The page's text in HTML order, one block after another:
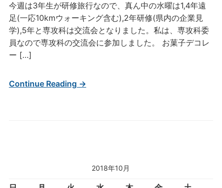
2018年10月
今週は3年生が研修旅行なので、真ん中の水曜は1,4年遠
足(一応10kmウォーキング含む),2年研修(県内の企業見
学),5年と専攻科は交流会となりました。私は、専攻科委
員なので専攻科の交流会に参加しました。 お菓子デコレ
ー […]
Continue Reading →